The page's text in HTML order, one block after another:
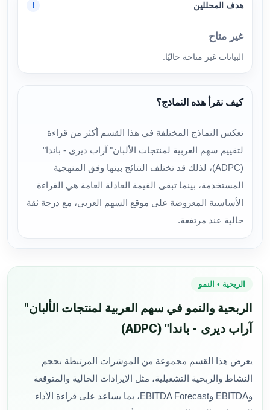
هدف المحللين !
غير متاح
البيانات غير متاحة حاليًا.
كيف نقرأ هذه النماذج؟
تعكس النماذج المختلفة في هذا القسم أكثر من قراءة
لتقييم سهم العربية لمنتجات الألبان" آراب ديرى - باندا"
(ADPC)، لذلك قد تختلف النتائج بينها وفق المنهجية
المستخدمة، بينما تبقى القيمة العادلة العامة هي القراءة
الأساسية المعروضة على موقع السهم العربي، مع درجة ثقة
حالية عند مرتفعة.
الربحية • النمو
الربحية والنمو في سهم العربية لمنتجات الألبان"
آراب ديرى - باندا" (ADPC)
يعرض هذا القسم مجموعة من المؤشرات المرتبطة بحجم
النشاط والربحية التشغيلية، مثل الإيرادات الحالية والمتوقعة
وEBITDA وEBITDA Forecast، بما يساعد على قراءة الأداء